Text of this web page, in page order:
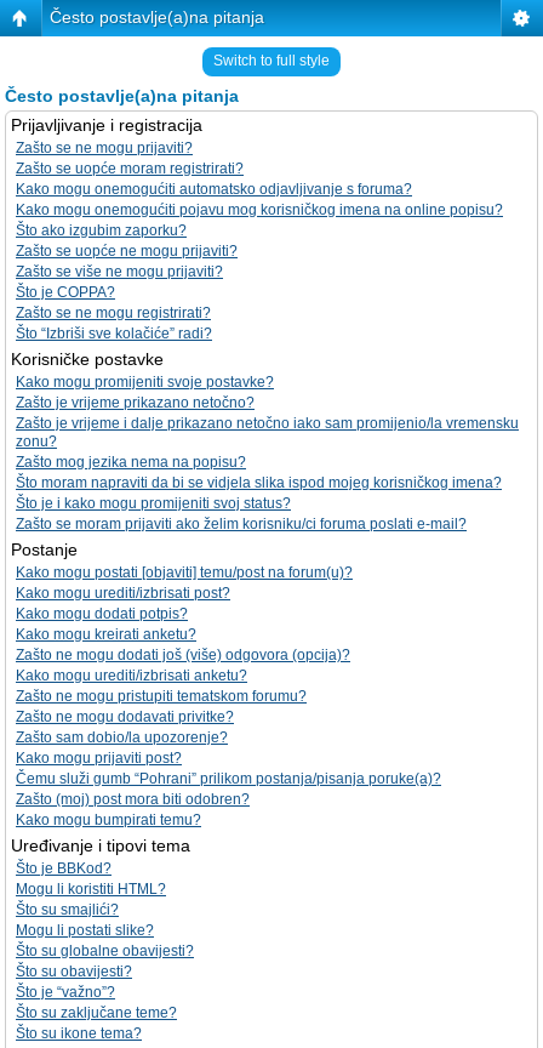
Često postavlje(a)na pitanja
Switch to full style
Često postavlje(a)na pitanja
Prijavljivanje i registracija
Zašto se ne mogu prijaviti?
Zašto se uopće moram registrirati?
Kako mogu onemogućiti automatsko odjavljivanje s foruma?
Kako mogu onemogućiti pojavu mog korisničkog imena na online popisu?
Što ako izgubim zaporku?
Zašto se uopće ne mogu prijaviti?
Zašto se više ne mogu prijaviti?
Što je COPPA?
Zašto se ne mogu registrirati?
Što “Izbriši sve kolačiće” radi?
Korisničke postavke
Kako mogu promijeniti svoje postavke?
Zašto je vrijeme prikazano netočno?
Zašto je vrijeme i dalje prikazano netočno iako sam promijenio/la vremensku
zonu?
Zašto mog jezika nema na popisu?
Što moram napraviti da bi se vidjela slika ispod mojeg korisničkog imena?
Što je i kako mogu promijeniti svoj status?
Zašto se moram prijaviti ako želim korisniku/ci foruma poslati e-mail?
Postanje
Kako mogu postati [objaviti] temu/post na forum(u)?
Kako mogu urediti/izbrisati post?
Kako mogu dodati potpis?
Kako mogu kreirati anketu?
Zašto ne mogu dodati još (više) odgovora (opcija)?
Kako mogu urediti/izbrisati anketu?
Zašto ne mogu pristupiti tematskom forumu?
Zašto ne mogu dodavati privitke?
Zašto sam dobio/la upozorenje?
Kako mogu prijaviti post?
Čemu služi gumb “Pohrani” prilikom postanja/pisanja poruke(a)?
Zašto (moj) post mora biti odobren?
Kako mogu bumpirati temu?
Uređivanje i tipovi tema
Što je BBKod?
Mogu li koristiti HTML?
Što su smajlići?
Mogu li postati slike?
Što su globalne obavijesti?
Što su obavijesti?
Što je “važno”?
Što su zaključane teme?
Što su ikone tema?